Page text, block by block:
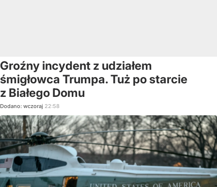
Groźny incydent z udziałem
śmigłowca Trumpa. Tuż po starcie
z Białego Domu
Dodano: wczoraj 22:58